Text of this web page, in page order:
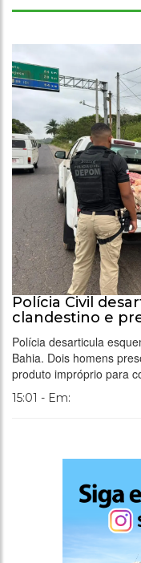
Polícia Civil
clandestino e
Polícia desarticula
Bahia. Dois homens
produto impróprio para
15:01 - Em: